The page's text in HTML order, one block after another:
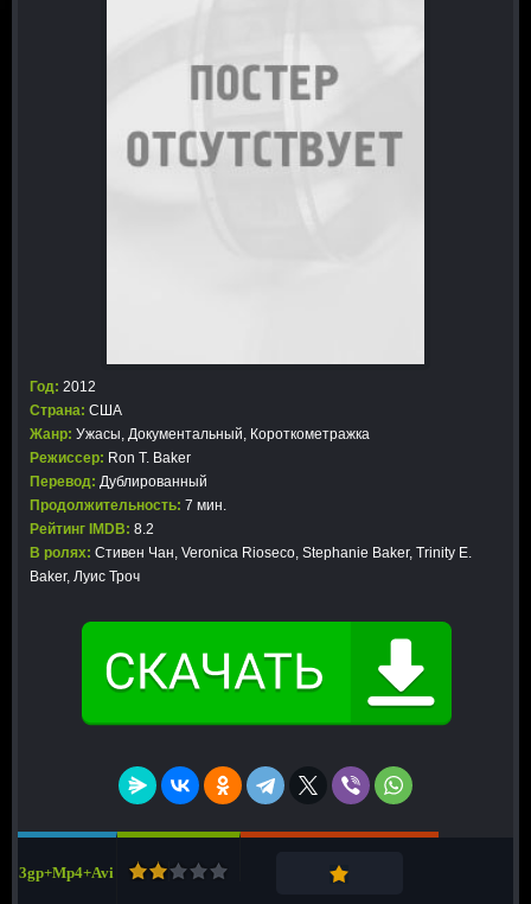
Год: 2012
Страна: США
Жанр: Ужасы, Документальный, Короткометражка
Режиссер: Ron T. Baker
Перевод: Дублированный
Продолжительность: 7 мин.
Рейтинг IMDB: 8.2
В ролях: Стивен Чан, Veronica Rioseco, Stephanie Baker, Trinity E.
Baker, Луис Троч
3gp+Mp4+Avi